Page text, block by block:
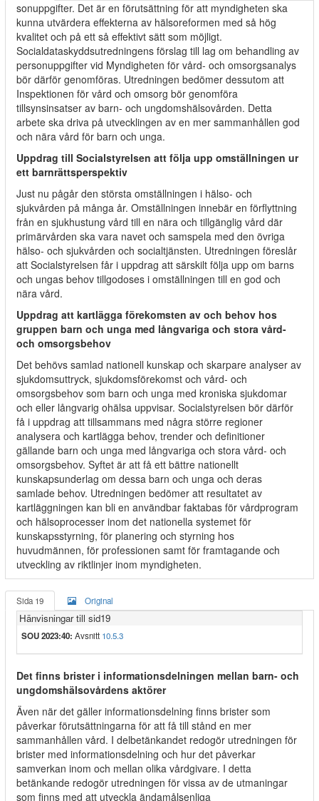
sonuppgifter. Det är en förutsättning för att myndigheten ska
kunna utvärdera effekterna av hälsoreformen med så hög
kvalitet och på ett så effektivt sätt som möjligt.
Socialdataskyddsutredningens förslag till lag om behandling av
personuppgifter vid Myndigheten för vård- och omsorgsanalys
bör därför genomföras. Utredningen bedömer dessutom att
Inspektionen för vård och omsorg bör genomföra
tillsynsinsatser av barn- och ungdomshälsovården. Detta
arbete ska driva på utvecklingen av en mer sammanhållen god
och nära vård för barn och unga.
Uppdrag till Socialstyrelsen att följa upp omställningen ur
ett barnrättsperspektiv
Just nu pågår den största omställningen i hälso- och
sjukvården på många år. Omställningen innebär en förflyttning
från en sjukhustung vård till en nära och tillgänglig vård där
primärvården ska vara navet och samspela med den övriga
hälso- och sjukvården och socialtjänsten. Utredningen föreslår
att Socialstyrelsen får i uppdrag att särskilt följa upp om barns
och ungas behov tillgodoses i omställningen till en god och
nära vård.
Uppdrag att kartlägga förekomsten av och behov hos
gruppen barn och unga med långvariga och stora vård-
och omsorgsbehov
Det behövs samlad nationell kunskap och skarpare analyser av
sjukdomsuttryck, sjukdomsförekomst och vård- och
omsorgsbehov som barn och unga med kroniska sjukdomar
och eller långvarig ohälsa uppvisar. Socialstyrelsen bör därför
få i uppdrag att tillsammans med några större regioner
analysera och kartlägga behov, trender och definitioner
gällande barn och unga med långvariga och stora vård- och
omsorgsbehov. Syftet är att få ett bättre nationellt
kunskapsunderlag om dessa barn och unga och deras
samlade behov. Utredningen bedömer att resultatet av
kartläggningen kan bli en användbar faktabas för vårdprogram
och hälsoprocesser inom det nationella systemet för
kunskapsstyrning, för planering och styrning hos
huvudmännen, för professionen samt för framtagande och
utveckling av riktlinjer inom myndigheten.
Sida 19 Original
Hänvisningar till sid19
SOU 2023:40: Avsnitt 10.5.3
Det finns brister i informationsdelningen mellan barn- och
ungdomshälsovårdens aktörer
Även när det gäller informationsdelning finns brister som
påverkar förutsättningarna för att få till stånd en mer
sammanhållen vård. I delbetänkandet redogör utredningen för
brister med informationsdelning och hur det påverkar
samverkan inom och mellan olika vårdgivare. I detta
betänkande redogör utredningen för vissa av de utmaningar
som finns med att utveckla ändamålsenliga